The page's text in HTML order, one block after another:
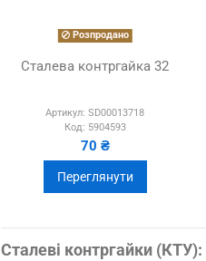
Розпродано
Сталева контргайка 32
Артикул: SD00013718
Код: 5904593
70 ₴
Переглянути
Сталеві контргайки (КТУ):